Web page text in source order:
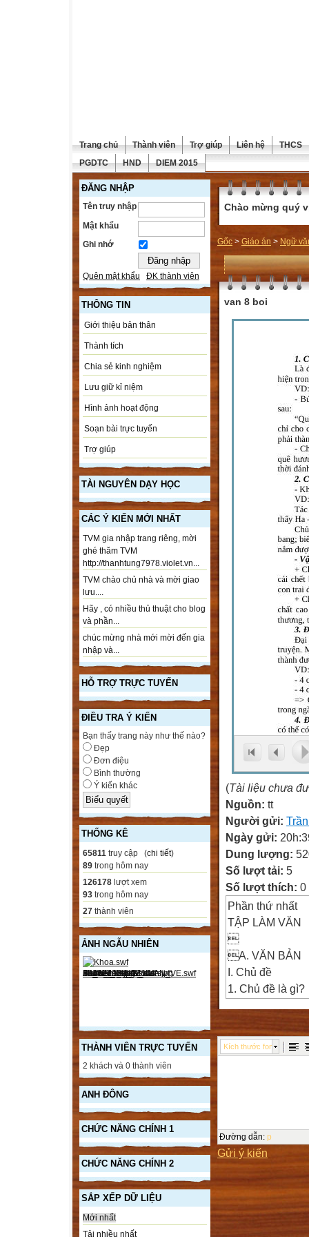
Trang chủ Thành viên Trợ giúp Liên hệ
THCS
PGDTC
HND DIEM 2015
ĐĂNG NHẬP
Tên truy nhập
Mật khẩu
Ghi nhớ
Quên mật khẩu ĐK thành viên
THÔNG TIN
Giới thiệu bản thân
Thành tích
Chia sẻ kinh nghiệm
Lưu giữ kỉ niệm
Hình ảnh hoạt động
Soạn bài trực tuyến
Trợ giúp
TÀI NGUYÊN DẠY HỌC
CÁC Ý KIẾN MỚI NHẤT
TVM gia nhập trang riêng, mời
ghé thăm TVM
http://thanhtung7978.violet.vn...
TVM chào chủ nhà và mời giao
lưu....
Hãy , có nhiều thủ thuật cho blog
và phần...
chúc mừng nhà mới mời đến gia
nhập và...
HỖ TRỢ TRỰC TUYẾN
ĐIỀU TRA Ý KIẾN
Bạn thấy trang này như thế nào?
Đẹp
Đơn điệu
Bình thường
Ý kiến khác
THỐNG KÊ
65811 truy cập (chi tiết)
89 trong hôm nay
126178 lượt xem
93 trong hôm nay
27 thành viên
ẢNH NGẪU NHIÊN
THÀNH VIÊN TRỰC TUYẾN
2 khách và 0 thành viên
ANH ĐÔNG
CHỨC NĂNG CHÍNH 1
CHỨC NĂNG CHÍNH 2
SẮP XẾP DỮ LIỆU
Mới nhất
Tải nhiều nhất
Chào mừng quý
Gốc > Giáo án > Ngữ
van 8 boi
(Tài liệu chưa
Nguồn: tt
Người gửi:
Ngày gửi:
Dung lượng:
Số lượt tải: 5
Số lượt thích: 0
Phần thứ nhất
TẬP LÀM VĂN

A. VĂN BẢN
I. Chủ đề
1. Chủ đề là gì?
thể hiện trong
VD: Chủ đề của
- Bức thư của
- Chủ đề bài thơ
quê hương dào
ra trận thời
2. Chuyện với
- Không được
VD: “Buổi học
Kích thước font
Đường dẫn: p
Gửi ý kiến